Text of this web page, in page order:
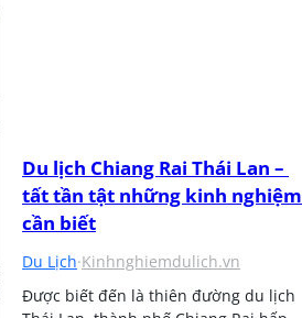
Du lịch Chiang Rai Thái Lan –
tất tần tật những kinh nghiệm
cần biết
Du Lịch·Kinhnghiemdulich.vn
Được biết đến là thiên đường du lịch